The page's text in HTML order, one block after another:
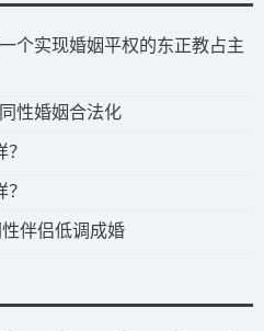
个实现婚姻平权的东正教占主
性婚姻合法化
伴侣低调成婚